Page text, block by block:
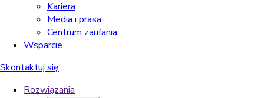
Kariera
Media i prasa
Centrum zaufania
Wsparcie
Skontaktuj się
Rozwiązania